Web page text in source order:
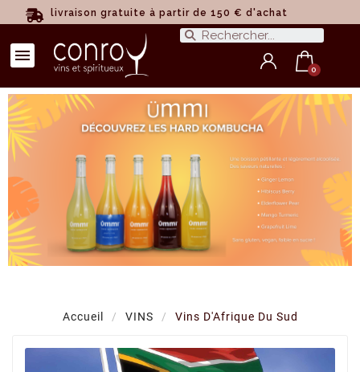
livraison gratuite à partir de 150 € d'achat
Accueil VINS Vins D'Afrique Du Sud